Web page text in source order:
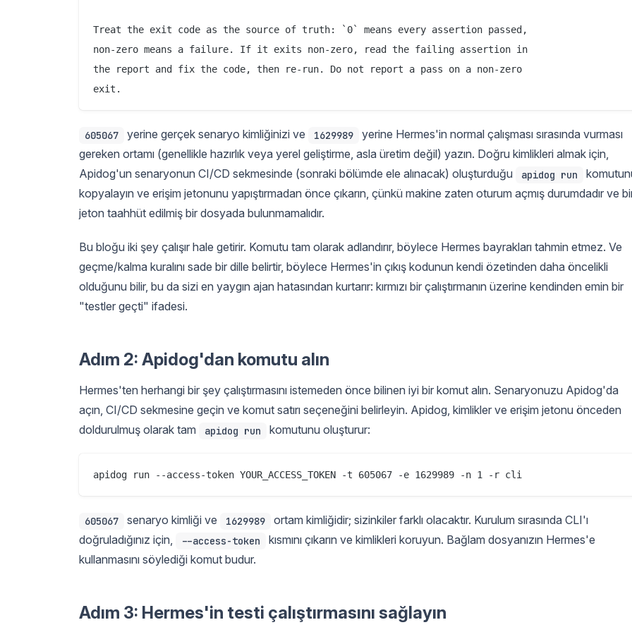
Treat the exit code as the source of truth: `0` means every assertion passed,
non-zero means a failure. If it exits non-zero, read the failing assertion in
the report and fix the code, then re-run. Do not report a pass on a non-zero
605067 yerine gerçek senaryo kimliğinizi ve 1629989
yerine Hermes'in normal çalışması sırasında vurması
gereken ortamı (genellikle hazırlık veya yerel geliştirme, asla üretim değil) yazın. Doğru kimlikleri almak için,
Apidog'un senaryonun CI/CD sekmesinde (sonraki bölümde ele alınacak) oluşturduğu
apidog run
kopyalayın ve erişim jetonunu yapıştırmadan önce çıkarın, çünkü makine zaten oturum açmış durumdadır ve
jeton taahhüt edilmiş bir dosyada bulunmamalıdır.
Bu bloğu iki şey çalışır hale getirir. Komutu tam olarak adlandırır, böylece Hermes bayrakları tahmin etmez. Ve
geçme/kalma kuralını sade bir dille belirtir, böylece Hermes'in çıkış kodunun kendi özetinden daha öncelikli
olduğunu bilir, bu da sizi en yaygın ajan hatasından kurtarır: kırmızı bir çalıştırmanın üzerine kendinden emin bir
"testler geçti" ifadesi.
Adım 2: Apidog'dan komutu alın
Hermes'ten herhangi bir şey çalıştırmasını istemeden önce bilinen iyi bir komut alın. Senaryonuzu Apidog'da
açın, CI/CD sekmesine geçin ve komut satırı seçeneğini belirleyin. Apidog, kimlikler ve erişim jetonu önceden
doldurulmuş olarak tam
apidog run komutunu oluşturur:
605067 senaryo kimliği ve 1629989
ortam kimliğidir; sizinkiler farklı olacaktır. Kurulum sırasında CLI'ı
doğruladığınız için,
--access-token
kısmını çıkarın ve kimlikleri koruyun. Bağlam dosyanızın Hermes'e
kullanmasını söylediği komut budur.
Adım 3: Hermes'in testi çalıştırmasını sağlayın